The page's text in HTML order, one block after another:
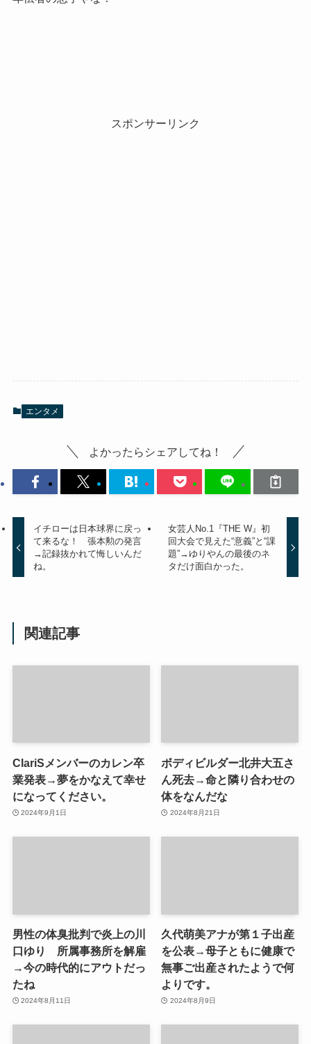
スポンサーリンク
エンタメ
よかったらシェアしてね！
イチローは日本球界に戻っ
て来るな！ 張本勲の発言
→記録抜かれて悔しいんだ
ね。
女芸人No.1『THE W』初
回大会で見えた“意義”と“課
題”→ゆりやんの最後のネ
タだけ面白かった。
関連記事
ClariSメンバーのカレン卒
業発表→夢をかなえて幸せ
になってください。
2024年9月1日
ボディビルダー北井大五さ
ん死去→命と隣り合わせの
体をなんだな
2024年8月21日
男性の体臭批判で炎上の川
口ゆり 所属事務所を解雇
→今の時代的にアウトだっ
たね
2024年8月11日
久代萌美アナが第１子出産
を公表→母子ともに健康で
無事ご出産されたようで何
よりです。
2024年8月9日